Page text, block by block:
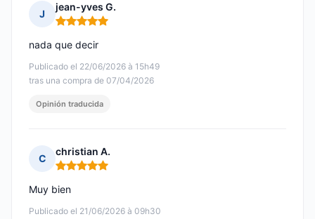
J
jean-yves G.
Nota: 5 de 5
Publicado el 22/06/2026 à 15h49
tras una compra de 07/04/2026
nada que decir
Opinión traducida
C
christian A.
Nota: 5 de 5
Publicado el 21/06/2026 à 09h30
Muy bien